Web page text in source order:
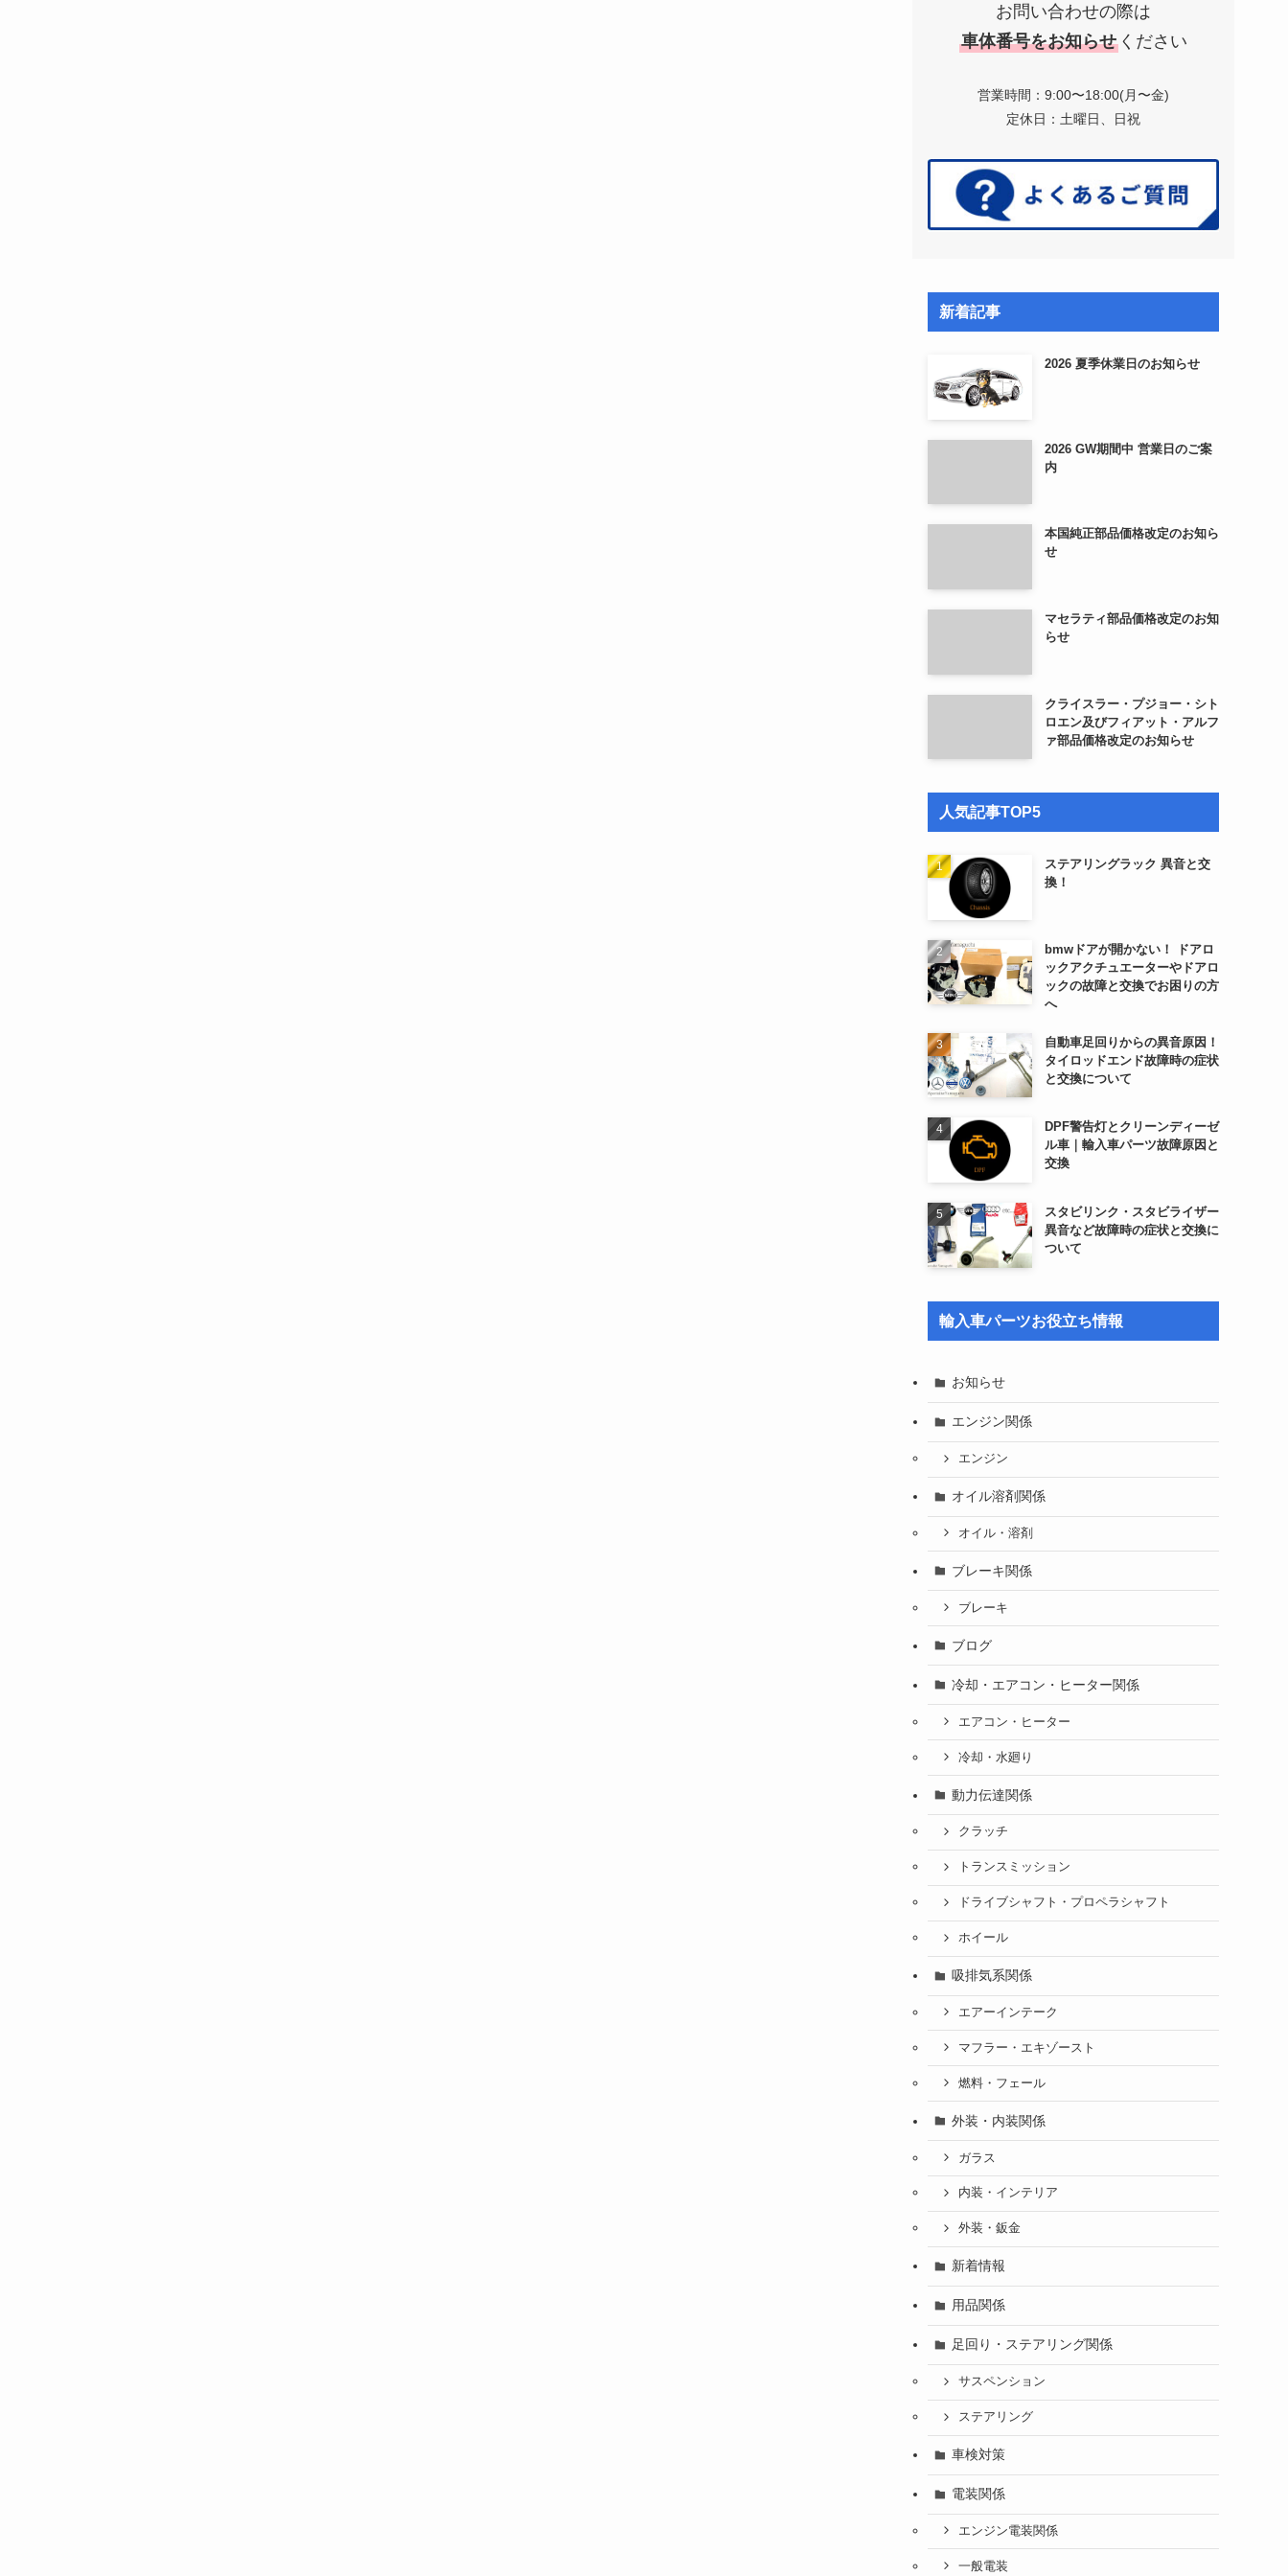
お問い合わせの際は
車体番号をお知らせ ください
営業時間：9:00〜18:00(月〜金)
定休日：土曜日、日祝
新着記事
2026 夏季休業日のお知らせ
2026 GW期間中 営業日のご案
内
本国純正部品価格改定のお知ら
せ
マセラティ部品価格改定のお知
らせ
クライスラー・プジョー・シト
ロエン及びフィアット・アルフ
ァ部品価格改定のお知らせ
人気記事TOP5
ステアリングラック 異音と交
換！
bmwドアが開かない！ ドアロ
ックアクチュエーターやドアロ
ックの故障と交換でお困りの方
へ
自動車足回りからの異音原因！
タイロッドエンド故障時の症状
と交換について
DPF警告灯とクリーンディーゼ
ル車｜輸入車パーツ故障原因と
交換
スタビリンク・スタビライザー
異音など故障時の症状と交換に
ついて
輸入車パーツお役立ち情報
お知らせ
エンジン関係
エンジン
オイル溶剤関係
オイル・溶剤
ブレーキ関係
ブレーキ
ブログ
冷却・エアコン・ヒーター関係
エアコン・ヒーター
冷却・水廻り
動力伝達関係
クラッチ
トランスミッション
ドライブシャフト・プロペラシャフト
ホイール
吸排気系関係
エアーインテーク
マフラー・エキゾースト
燃料・フェール
外装・内装関係
ガラス
内装・インテリア
外装・鈑金
新着情報
用品関係
足回り・ステアリング関係
サスペンション
ステアリング
車検対策
電装関係
エンジン電装関係
一般電装